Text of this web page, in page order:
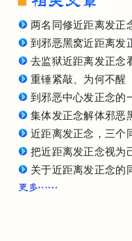
两名同修近距离发正
到邪恶黑窝近距离发
去监狱近距离发正念
重锤紧敲、为何不醒
到邪恶中心发正念的
集体发正念解体邪恶
近距离发正念，三个
把近距离发正念视为
关于近距离发正念的